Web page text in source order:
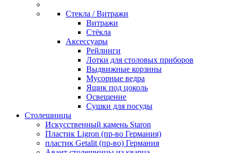
Стекла / Витражи
Витражи
Стёкла
Аксессуары
Рейлинги
Лотки для столовых приборов
Выдвижные корзины
Мусорные ведра
Ящик под цоколь
Освещение
Сушки для посуды
Столешницы
Искусственный камень Staron
Пластик Ligron (пр-во Германия)
пластик Getalit (пр-во) Германия